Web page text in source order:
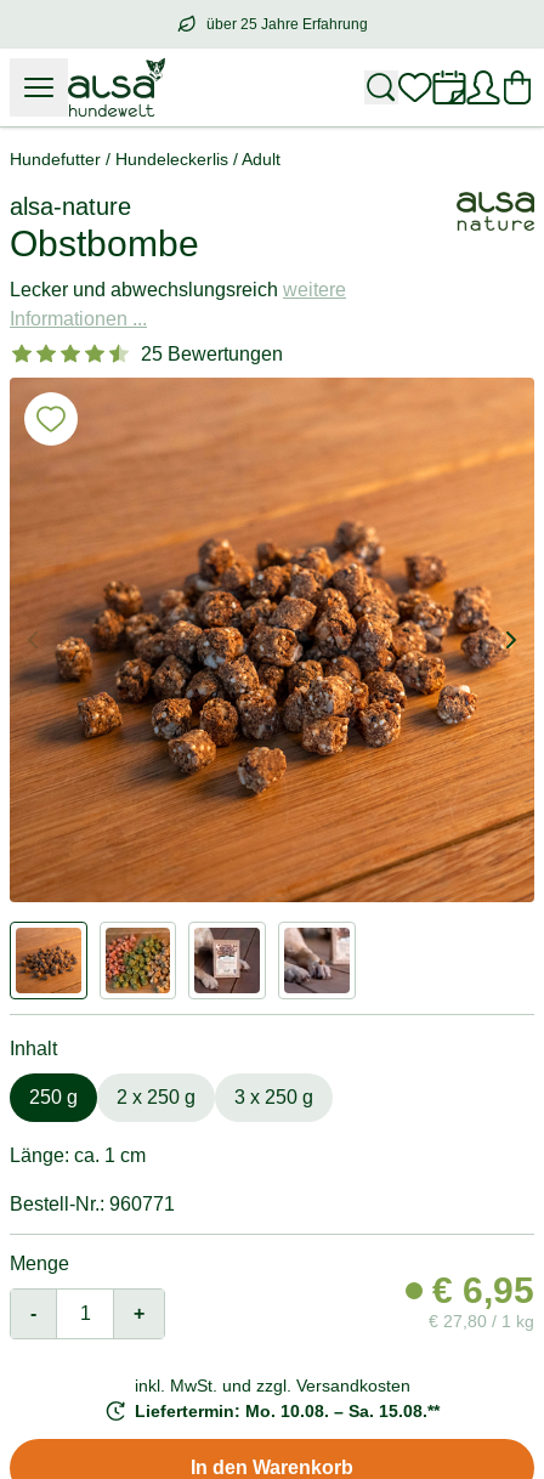
über 25 Jahre Erfahrung
über25 Jahre Erfahrung
Hundefutter / Hundeleckerlis /Adult
alsa-nature
Obstbombe
Lecker und abwechslungsreich weitere
Informationen ...
25 Bewertungen
Inhalt
250 g 2 x 250 g 3 x 250 g
Länge: ca. 1 cm
Bestell-Nr.: 960771
Menge
- +
€ 6,95
€ 27,80 / 1 kg
inkl. MwSt. und zzgl. Versandkosten
Liefertermin: Mo. 10.08. – Sa. 15.08.**
In den Warenkorb